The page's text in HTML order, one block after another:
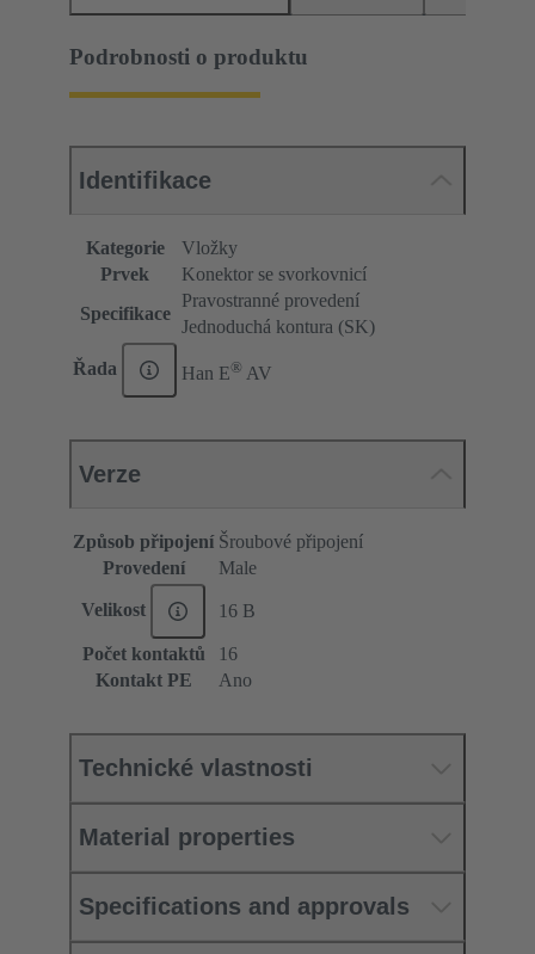
Podrobnosti o produktu
Identifikace
Kategorie
Vložky
Prvek
Konektor se svorkovnicí
Specifikace
Pravostranné provedení
Jednoduchá kontura (SK)
Řada Han E® AV
Verze
Způsob připojení Šroubové připojení
Provedení
Male
Velikost 16 B
Počet kontaktů
16
Kontakt PE
Ano
Technické vlastnosti
Material properties
Specifications and approvals